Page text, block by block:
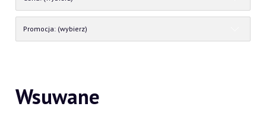
Promocja: (wybierz)
Wsuwane